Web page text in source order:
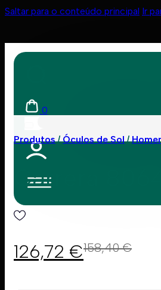
Saltar para o conteúdo principal Ir
0
Produtos Óculos de Sol
Carrera
158,40€
126,72 €